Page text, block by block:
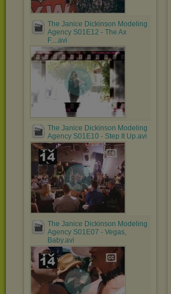
The Janice Dickinson Modeling
Agency S01E12 - The Ax
F....avi
The Janice Dickinson Modeling
Agency S01E10 - Step It Up.avi
The Janice Dickinson Modeling
Agency S01E07 - Vegas,
Baby.avi